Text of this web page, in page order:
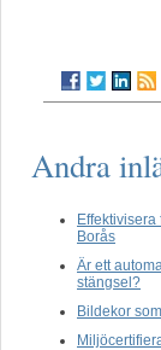
Andra
Borås
Är ett
stängsel?
Bildekor